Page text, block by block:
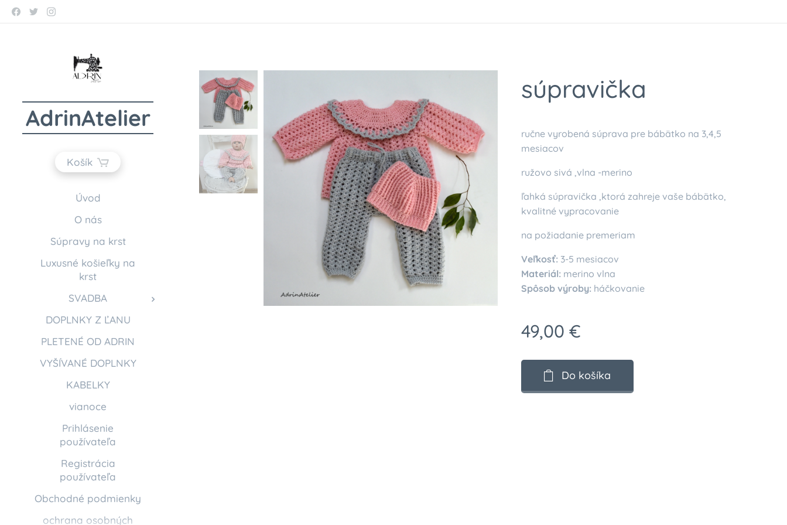
AdrinAtelier
Košík
Úvod
O nás
Súpravy na krst
Luxusné košieľky na
krst
SVADBA
DOPLNKY Z ĽANU
PLETENÉ OD ADRIN
VYŠÍVANÉ DOPLNKY
KABELKY
vianoce
Prihlásenie
používateľa
Registrácia
používateľa
Obchodné podmienky
ochrana osobných
súpravička
ručne vyrobená súprava pre bábätko na 3,4,5
mesiacov
ružovo sivá ,vlna -merino
ľahká súpravička ,ktorá zahreje vaše bábätko,
kvalitné vypracovanie
na požiadanie premeriam
Veľkosť: 3-5 mesiacov
Materiál: merino vlna
Spôsob výroby: háčkovanie
49,00 €
Do košíka